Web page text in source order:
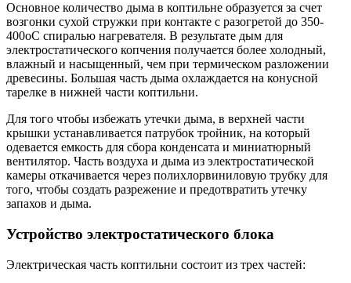
Основное количество дыма в коптильне образуется за счет
возгонки сухой стружки при контакте с разогретой до 350-
400оС спиралью нагревателя. В результате дым для
электростатического копчения получается более холодный,
влажный и насыщенный, чем при термическом разложении
древесины. Большая часть дыма охлаждается на конусной
тарелке в нижней части коптильни.
Для того чтобы избежать утечки дыма, в верхней части
крышки устанавливается патрубок тройник, на который
одевается емкость для сбора конденсата и миниатюрный
вентилятор. Часть воздуха и дыма из электростатической
камеры откачивается через полихлорвиниловую трубку для
того, чтобы создать разрежение и предотвратить утечку
запахов и дыма.
Устройство электростатического блока
Электрическая часть коптильни состоит из трех частей: